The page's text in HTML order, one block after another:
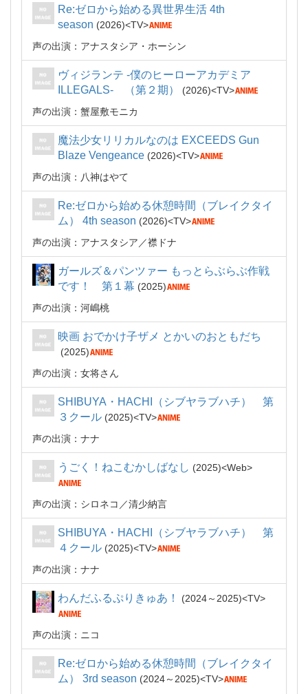
Re:ゼロから始める異世界生活 4th
season
2026
TV
声の出演：アナスタシア・ホーシン
ヴィジランテ -僕のヒーローアカデミア
ILLEGALS- （第２期）
2026
TV
声の出演：蟹屋敷モニカ
魔法少女リリカルなのは EXCEEDS Gun
Blaze Vengeance
2026
TV
声の出演：八神はやて
Re:ゼロから始める休憩時間（ブレイクタイ
ム） 4th season
2026
TV
声の出演：アナスタシア／襟ドナ
ガールズ＆パンツァー もっとらぶらぶ作戦
です！ 第１幕
2025
声の出演：河嶋桃
映画 おでかけ子ザメ とかいのおともだち
2025
声の出演：女将さん
SHIBUYA・HACHI（シブヤラブハチ） 第
３クール
2025
TV
声の出演：ナナ
うごく！ねこむかしばなし 2025 Web
声の出演：シロネコ／清少納言
SHIBUYA・HACHI（シブヤラブハチ） 第
４クール
2025
TV
声の出演：ナナ
わんだふるぷりきゅあ！ 2024～2025 TV
声の出演：ニコ
Re:ゼロから始める休憩時間（ブレイクタイ
ム） 3rd season
2024～2025
TV